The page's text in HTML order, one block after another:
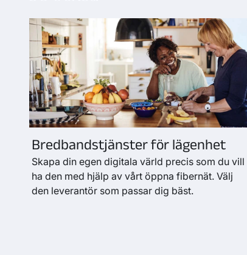
Bredbandstjänster för lägenhet
Skapa din egen digitala värld precis som du vill
ha den med hjälp av vårt öppna fibernät. Välj
den leverantör som passar dig bäst.